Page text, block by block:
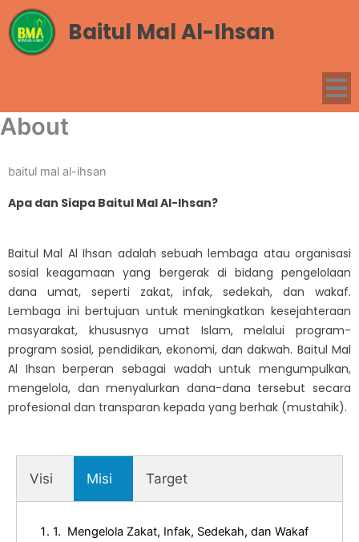
Baitul Mal Al-Ihsan
About
baitul mal al-ihsan
Apa dan Siapa Baitul Mal Al-Ihsan?
Baitul Mal Al Ihsan adalah sebuah lembaga atau organisasi
sosial keagamaan yang bergerak di bidang pengelolaan
dana umat, seperti zakat, infak, sedekah, dan wakaf.
Lembaga ini bertujuan untuk meningkatkan kesejahteraan
masyarakat, khususnya umat Islam, melalui program-
program sosial, pendidikan, ekonomi, dan dakwah. Baitul Mal
Al Ihsan berperan sebagai wadah untuk mengumpulkan,
mengelola, dan menyalurkan dana-dana tersebut secara
profesional dan transparan kepada yang berhak (mustahik).
Visi Misi Target
1. Mengelola Zakat, Infak, Sedekah, dan Wakaf